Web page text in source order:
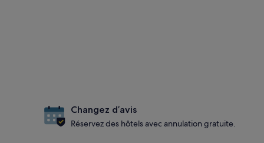
Changez d’avis
Réservez des hôtels avec annulation gratuite.